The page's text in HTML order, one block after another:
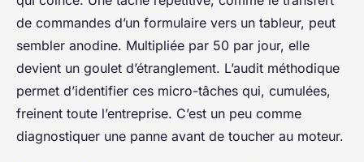
de commandes d’un formulaire vers un tableur, peut
sembler anodine. Multipliée par 50 par jour, elle
devient un goulet d’étranglement. L’audit méthodique
permet d’identifier ces micro-tâches qui, cumulées,
freinent toute l’entreprise. C’est un peu comme
diagnostiquer une panne avant de toucher au moteur.